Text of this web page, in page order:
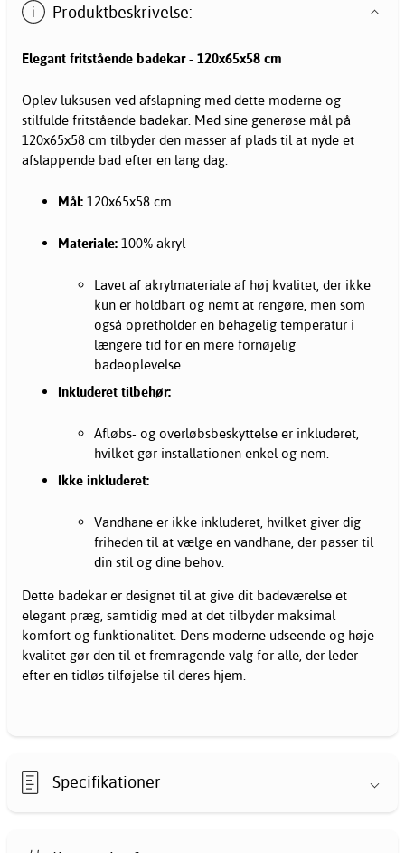
Produktbeskrivelse:
Elegant fritstående badekar- 120x65x58 cm
Oplev luksusen ved afslapning med dette moderne og
stilfulde fritstående badekar. Med sine generøse mål på
120x65x58 cm tilbyder den masser af plads til at nyde et
afslappende bad efter en lang dag.
Mål: 120x65x58 cm
Materiale: 100% akryl
Lavet af akrylmateriale af høj kvalitet, der ikke
kun er holdbart og nemt at rengøre, men som
også opretholder en behagelig temperatur i
længere tid for en mere fornøjelig
badeoplevelse.
Inkluderet tilbehør:
Afløbs- og overløbsbeskyttelse er inkluderet,
hvilket gør installationen enkel og nem.
Ikke inkluderet:
Vandhane er ikke inkluderet, hvilket giver dig
friheden til at vælge en vandhane, der passer til
din stil og dine behov.
Dette badekar er designet til at give dit badeværelse et
elegant præg, samtidig med at det tilbyder maksimal
komfort og funktionalitet. Dens moderne udseende og høje
kvalitet gør den til et fremragende valg for alle, der leder
efter en tidløs tilføjelse til deres hjem.
Specifikationer